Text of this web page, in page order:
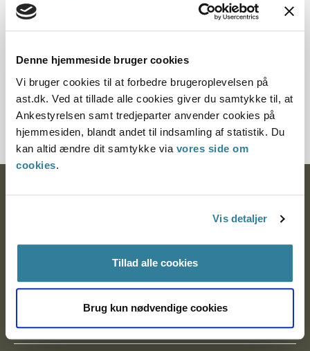
Denne hjemmeside bruger cookies
Vi bruger cookies til at forbedre brugeroplevelsen på
ast.dk. Ved at tillade alle cookies giver du samtykke til, at
Ankestyrelsen samt tredjeparter anvender cookies på
hjemmesiden, blandt andet til indsamling af statistik. Du
kan altid ændre dit samtykke via vores side om
cookies.
Vis detaljer
Tillad alle cookies
Brug kun nødvendige cookies
Paragraf
§ 13 § 41 § 69
Journalnummer
200213-99
Ankestyrelsen
Ankestyrelsen Aalborg